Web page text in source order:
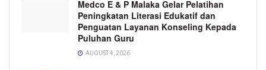
Medco E & P Malaka Gelar Pelatihan
Peningkatan Literasi Edukatif dan
Penguatan Layanan Konseling Kepada
Puluhan Guru
AUGUST 4, 2026